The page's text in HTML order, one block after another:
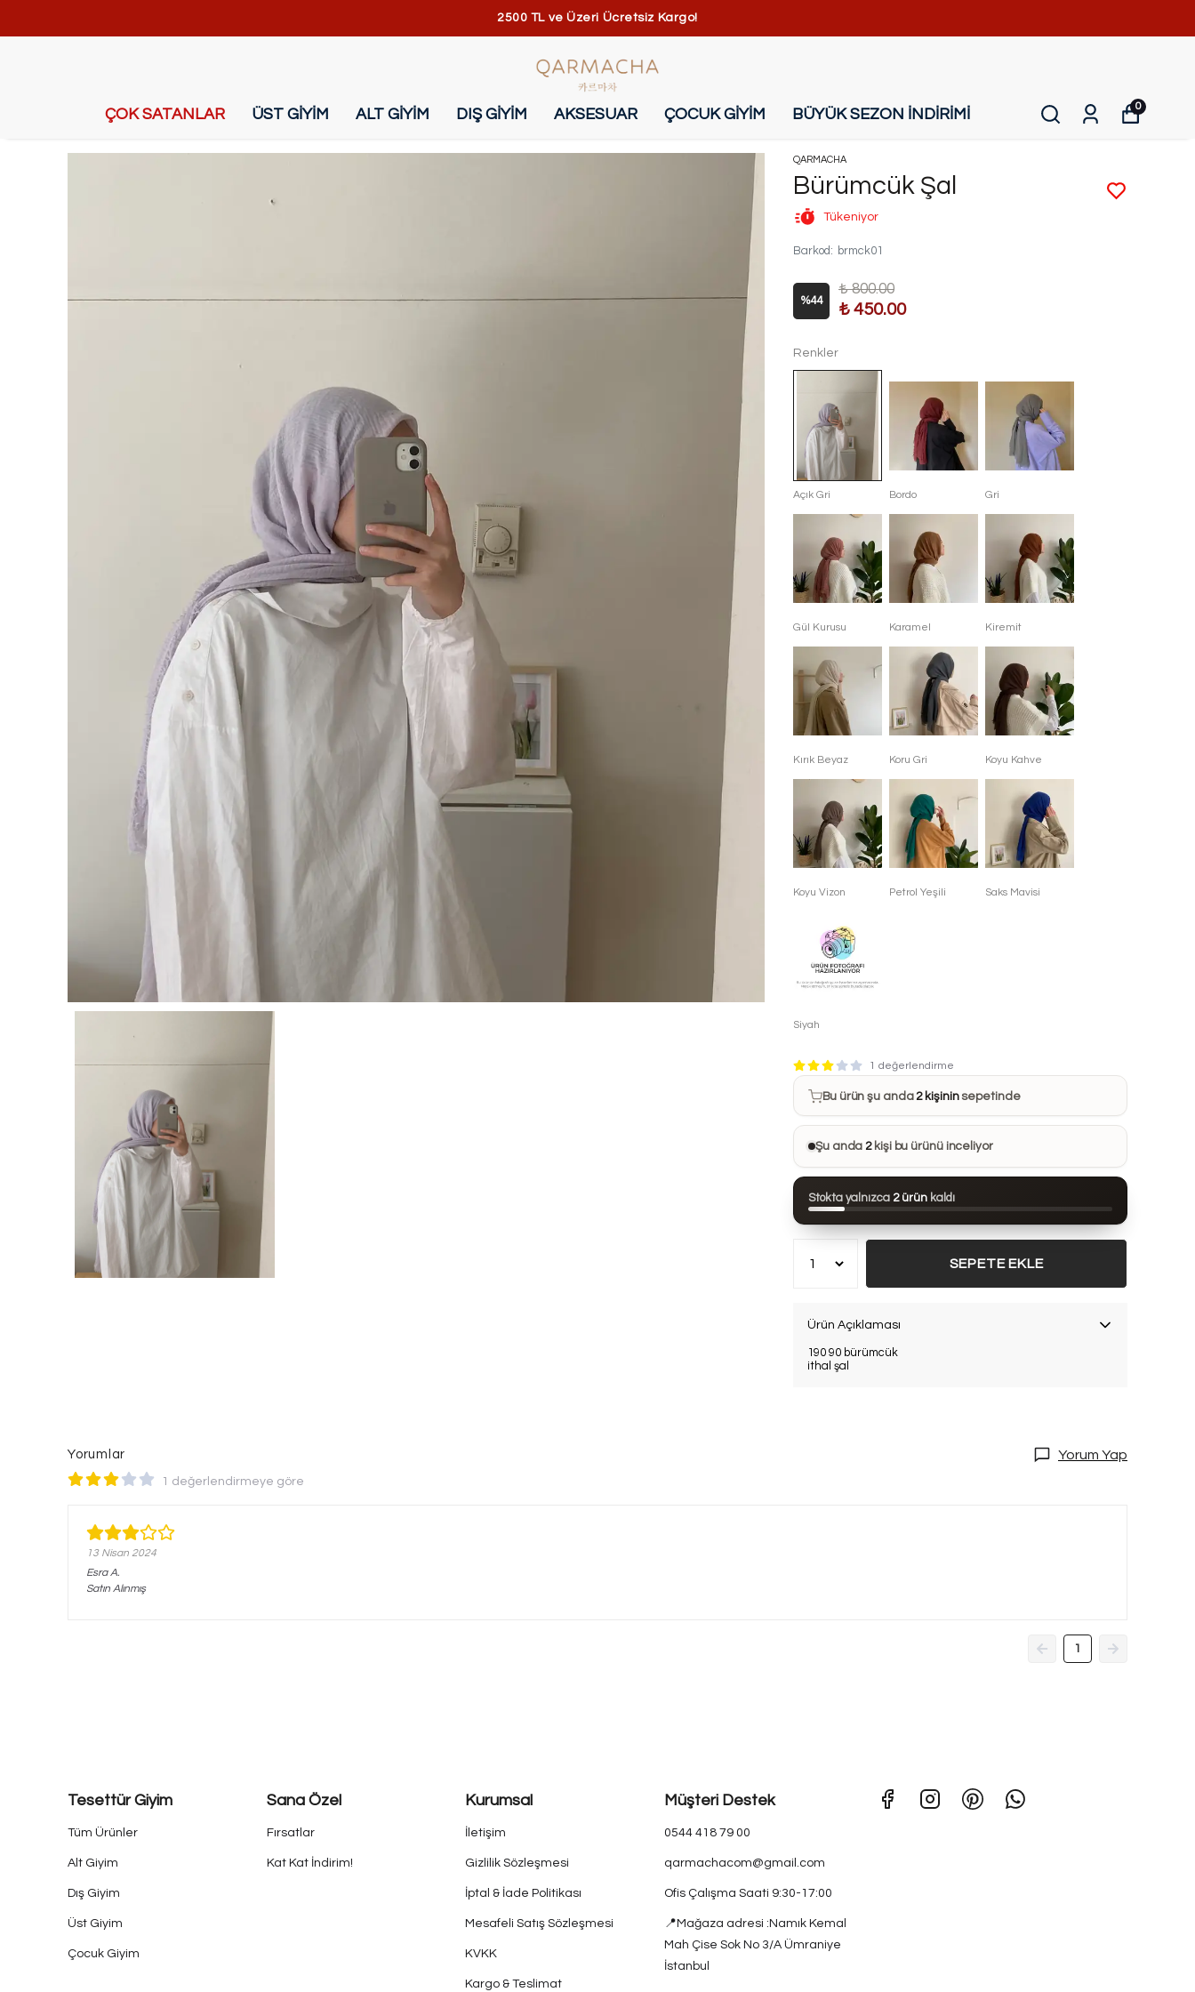
2500 TL ve Üzeri Ücretsiz Kargo!
ÇOK SATANLAR ÜST GİYİM ALT GİYİM DIŞ GİYİM AKSESUAR ÇOCUK GİYİM BÜYÜK SEZON İNDİRİMİ 0
QARMACHA
Bürümcük Şal
Tükeniyor
Barkod : brmck01
%44
₺ 800.00
₺ 450.00
Renkler
Açık Gri Bordo Gri
Gül Kurusu Karamel Kiremit
Kırık Beyaz Koru Gri Koyu Kahve
Koyu Vizon Petrol Yeşili Saks Mavisi
Siyah
1 değerlendirme
Bu ürün şu anda 2 kişininsepetinde
Bu ürünü 26 kişi favorilerine ekledi
Bu ürün son 24 saatte44 kezgörüntülendi
Şu anda 2kişi bu ürünü inceliyor
Stokta yalnızca 2 ürün kaldı
SEPETE EKLE
Ürün Açıklaması
190 90 bürümcük
ithal şal
Yorumlar Yorum Yap
1 değerlendirmeye göre
13 Nisan 2024
Esra A.
Satın Alınmış
1
Tesettür Giyim
Tüm Ürünler
Alt Giyim
Dış Giyim
Üst Giyim
Çocuk Giyim
Sana Özel
Fırsatlar
Kat Kat İndirim!
Kurumsal
İletişim
Gizlilik Sözleşmesi
İptal & İade Politikası
Mesafeli Satış Sözleşmesi
KVKK
Kargo & Teslimat
Müşteri Destek
0544 418 79 00
qarmachacom@gmail.com
Ofis Çalışma Saati 9:30-17:00
📍Mağaza adresi :Namık Kemal
Mah Çise Sok No 3/A Ümraniye
İstanbul